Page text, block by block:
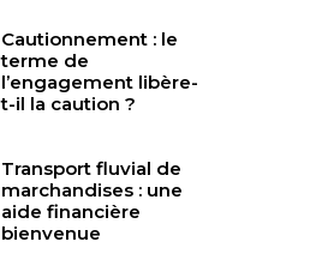
Cautionnement : le
terme de
l’engagement libère-
t-il la caution ?
Transport fluvial de
marchandises : une
aide financière
bienvenue